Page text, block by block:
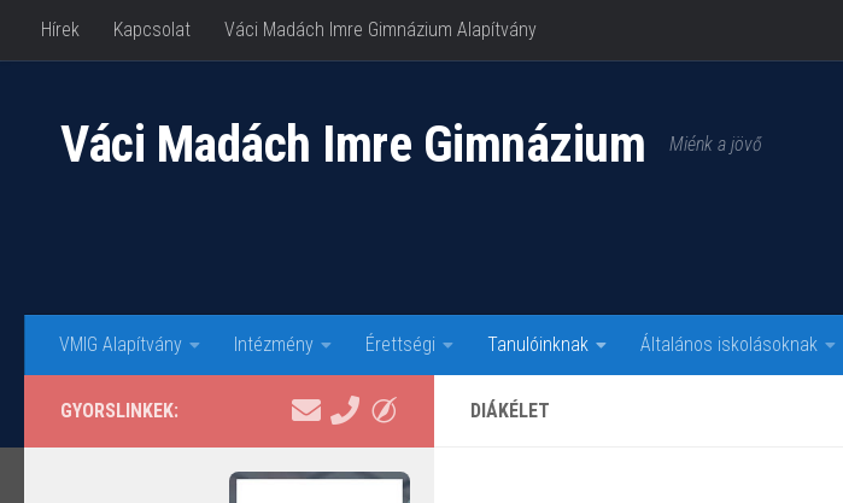
Skip to content
Hírek Kapcsolat Váci Madách Imre Gimnázium Alapítvány
Váci Madách Imre Gimnázium Miénk a jövő
VMIG Alapítvány Intézmény Érettségi Tanulóinknak Általános iskolásoknak
DIÁKÉLET
GYORSLINKEK: